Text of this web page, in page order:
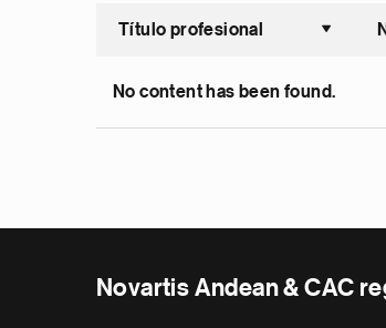
Título profesional
No content has been found.
Novartis Andean & CAC